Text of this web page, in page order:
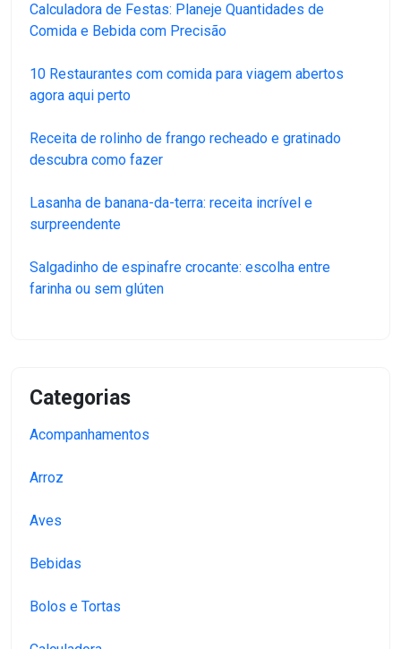
Calculadora de Festas: Planeje Quantidades de
Comida e Bebida com Precisão
10 Restaurantes com comida para viagem abertos
agora aqui perto
Receita de rolinho de frango recheado e gratinado
descubra como fazer
Lasanha de banana-da-terra: receita incrível e
surpreendente
Salgadinho de espinafre crocante: escolha entre
farinha ou sem glúten
Categorias
Acompanhamentos
Arroz
Aves
Bebidas
Bolos e Tortas